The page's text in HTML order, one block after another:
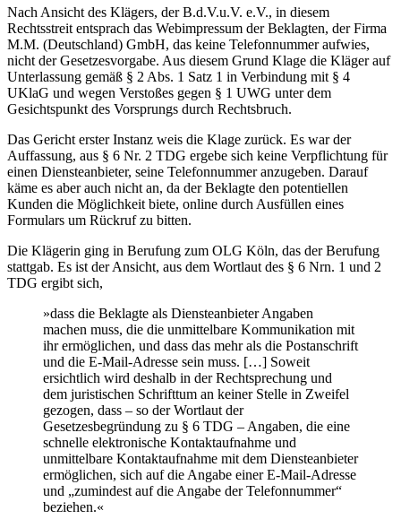
Nach Ansicht des Klägers, der B.d.V.u.V. e.V., in diesem
Rechtsstreit entsprach das Webimpressum der Beklagten, der Firma
M.M. (Deutschland) GmbH, das keine Telefonnummer aufwies,
nicht der Gesetzesvorgabe. Aus diesem Grund Klage die Kläger auf
Unterlassung gemäß § 2 Abs. 1 Satz 1 in Verbindung mit § 4
UKlaG und wegen Verstoßes gegen § 1 UWG unter dem
Gesichtspunkt des Vorsprungs durch Rechtsbruch.
Das Gericht erster Instanz weis die Klage zurück. Es war der
Auffassung, aus § 6 Nr. 2 TDG ergebe sich keine Verpflichtung für
einen Diensteanbieter, seine Telefonnummer anzugeben. Darauf
käme es aber auch nicht an, da der Beklagte den potentiellen
Kunden die Möglichkeit biete, online durch Ausfüllen eines
Formulars um Rückruf zu bitten.
Die Klägerin ging in Berufung zum OLG Köln, das der Berufung
stattgab. Es ist der Ansicht, aus dem Wortlaut des § 6 Nrn. 1 und 2
TDG ergibt sich,
»dass die Beklagte als Diensteanbieter Angaben
machen muss, die die unmittelbare Kommunikation mit
ihr ermöglichen, und dass das mehr als die Postanschrift
und die E-Mail-Adresse sein muss. […] Soweit
ersichtlich wird deshalb in der Rechtsprechung und
dem juristischen Schrifttum an keiner Stelle in Zweifel
gezogen, dass – so der Wortlaut der
Gesetzesbegründung zu § 6 TDG – Angaben, die eine
schnelle elektronische Kontaktaufnahme und
unmittelbare Kontaktaufnahme mit dem Diensteanbieter
ermöglichen, sich auf die Angabe einer E-Mail-Adresse
und „zumindest auf die Angabe der Telefonnummer“
beziehen.«